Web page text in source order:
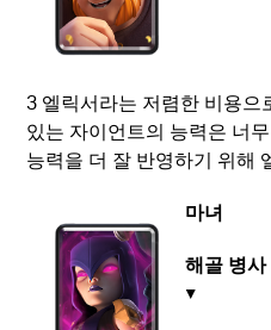
3 엘릭서라는 저렴한 비용으
있는 자이언트의 능력은 너
능력을 더 잘 반영하기 위해
마녀
해골 병사
▼